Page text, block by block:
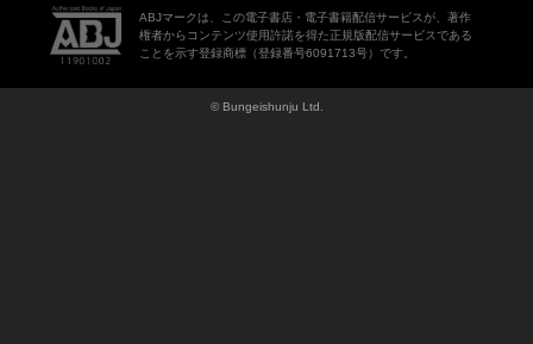
ABJマークは、この電子書店・電子書籍配信サービスが、著作
権者からコンテンツ使用許諾を得た正規版配信サービスである
ことを示す登録商標（登録番号6091713号）です。
© Bungeishunju Ltd.